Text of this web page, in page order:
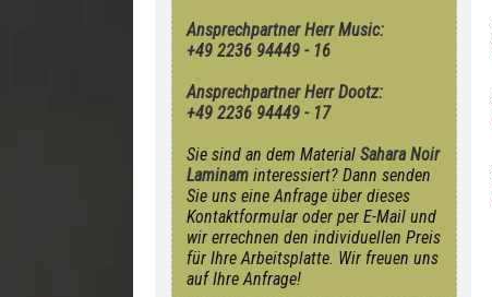
Ansprechpartner Herr Music:
+49 2236 94449 - 16
Ansprechpartner Herr Dootz:
+49 2236 94449 - 17
Sie sind an dem Material Sahara Noir
Laminam interessiert? Dann senden
Sie uns eine Anfrage über dieses
Kontaktformular oder per E-Mail und
wir errechnen den individuellen Preis
für Ihre Arbeitsplatte. Wir freuen uns
auf Ihre Anfrage!